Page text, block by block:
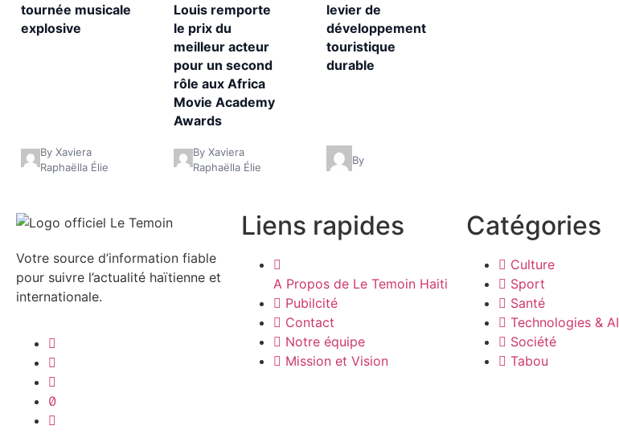
tournée musicale
explosive
By Xaviera
Raphaëlla Élie
Louis remporte
le prix du
meilleur acteur
pour un second
rôle aux Africa
Movie Academy
Awards
By Xaviera
Raphaëlla Élie
levier de
développement
touristique
durable
By
Votre source d’information fiable
pour suivre l’actualité haïtienne et
internationale.
Liens rapides
A Propos de Le Temoin Haiti
Pubilcité
Contact
Notre équipe
Mission et Vision
Catégories
Culture
Sport
Santé
Technologies & AI
Société
Tabou